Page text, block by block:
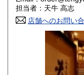
山口県
担当者：天牛 高志
店舗へのお問い